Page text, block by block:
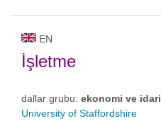
EN
İşletme
dallar grubu: ekonomi ve idari
University of Staffordshire